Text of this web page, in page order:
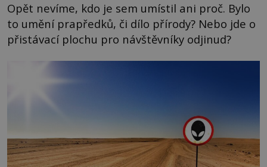
Opět nevíme, kdo je sem umístil ani proč. Bylo
to umění prapředků, či dílo přírody? Nebo jde o
přistávací plochu pro návštěvníky odjinud?